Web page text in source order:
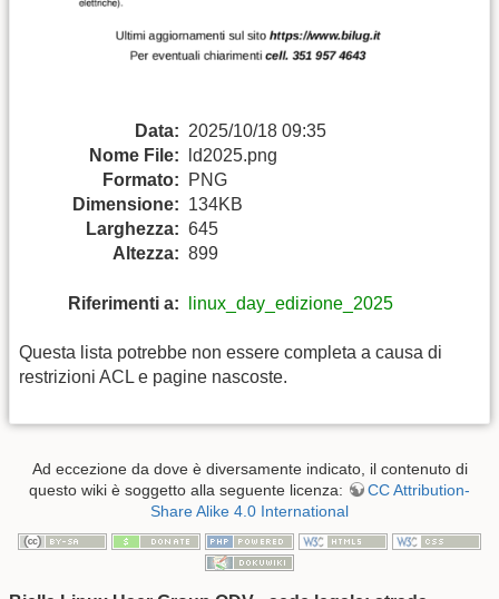
Data: 2025/10/18 09:35
Nome File:
ld2025.png
Formato:
PNG
Dimensione: 134KB
Larghezza: 645
Altezza: 899
Riferimenti a: linux_day_edizione_2025
Questa lista potrebbe non essere completa a causa di
restrizioni ACL e pagine nascoste.
Ad eccezione da dove è diversamente indicato, il contenuto di
questo wiki è soggetto alla seguente licenza:
CC Attribution-
Share Alike 4.0 International